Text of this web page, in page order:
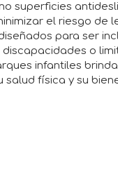
superficies
el riesgo de
para ser
o
infantiles
física y su